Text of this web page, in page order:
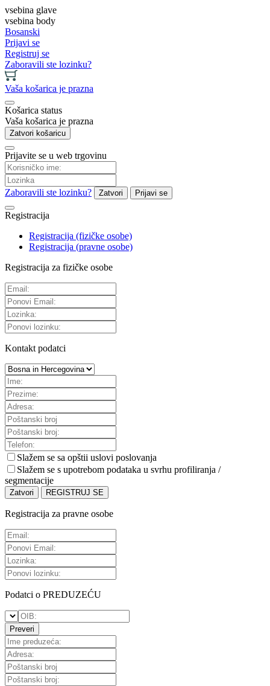
vsebina glave
vsebina body
Bosanski
Prijavi se
Registruj se
Zaboravili ste lozinku?
Vaša košarica je prazna
Košarica status
Vaša košarica je prazna
Zatvori košaricu
Prijavite se u web trgovinu
Zaboravili ste lozinku? Zatvori Prijavi se
Registracija
Registracija (fizičke osobe)
Registracija (pravne osobe)
Registracija za fizičke osobe
Kontakt podatci
Slažem se sa opštii uslovi poslovanja
Slažem se s upotrebom podataka u svrhu profiliranja /
segmentacije
Zatvori REGISTRUJ SE
Registracija za pravne osobe
Podatci o PREDUZEĆU
Preveri